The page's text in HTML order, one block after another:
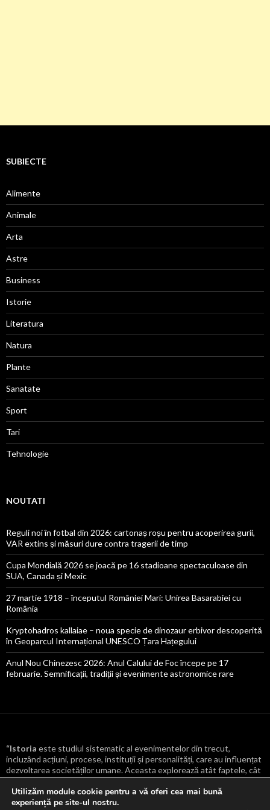
SUBIECTE
Alimente
Animale
Arta
Astre
Business
Istorie
Literatura
Natura
Plante
Sanatate
Sport
Tari
Tehnologie
NOUTATI
Reguli noi în fotbal din 2026: cartonaș roșu pentru acoperirea gurii,
VAR extins și măsuri dure contra tragerii de timp
Cupa Mondială 2026 se joacă pe 16 stadioane spectaculoase din
SUA, Canada și Mexic
27 martie 1918 – începutul României Mari: Unirea Basarabiei cu
România
Kryptohadros kallaiae – noua specie de dinozaur erbivor descoperită
în Geoparcul Internațional UNESCO Țara Hațegului
Anul Nou Chinezesc 2026: Anul Calului de Foc începe pe 17
februarie. Semnificații, tradiții și evenimente astronomice rare
“Istoria este studiul sistematic al evenimentelor din trecut,
incluzând acțiuni, procese, instituții și personalități, care au influențat
dezvoltarea societăților umane. Aceasta explorează atât faptele, cât
și cauzele și consecințele lor, oferind o înțelegere mai profundă a
transformărilor culturale, politice, economice și sociale care au
modelat lumea. “
Utilizăm module cookie pentru a vă oferi cea mai bună
experiență pe site-ul nostru.